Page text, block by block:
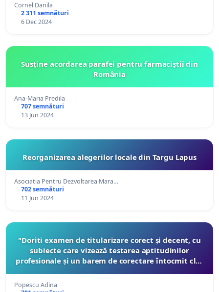
Cornel Danila
2 311 semnături
6 Dec 2024
Susține acordarea parafei pentru farmaciștii din
România
Ana-Maria Predila
707 semnături
13 Jun 2024
Reorganizarea alegerilor locale din Targu Lapus
Asociatia Pentru Dezvoltarea Mara…
702 semnături
11 Jun 2024
"Doriti examen de titularizare corect și decent, cu
subiecte care vizează testarea aptitudinilor
profesionale și un barem de corectare întocmit clar
Popescu Adina